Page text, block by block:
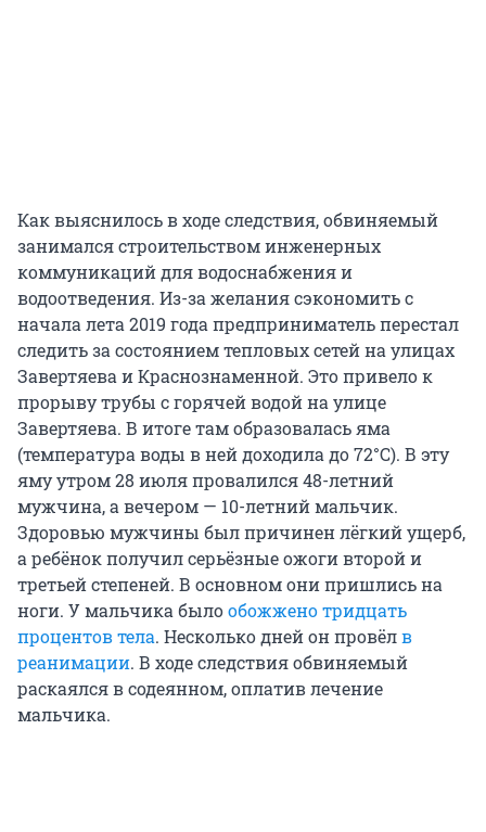
Как выяснилось в ходе следствия, обвиняемый
занимался строительством инженерных
коммуникаций для водоснабжения и
водоотведения. Из-за желания сэкономить с
начала лета 2019 года предприниматель перестал
следить за состоянием тепловых сетей на улицах
Завертяева и Краснознаменной. Это привело к
прорыву трубы с горячей водой на улице
Завертяева. В итоге там образовалась яма
(температура воды в ней доходила до 72°С). В эту
яму утром 28 июля провалился 48-летний
мужчина, а вечером — 10-летний мальчик.
Здоровью мужчины был причинен лёгкий ущерб,
а ребёнок получил серьёзные ожоги второй и
третьей степеней. В основном они пришлись на
ноги. У мальчика былообожжено тридцать
процентов тела. Несколько дней он провёлв
реанимации. В ходе следствия обвиняемый
раскаялся в содеянном, оплатив лечение
мальчика.